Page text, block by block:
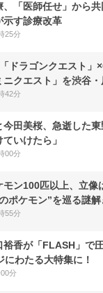
、「医師任せ」から
示す診療改革
25分
ドラゴンクエスト」
ニクエスト」を渋谷
42分
今田美桜、急逝した
いけたら」
00分
モン100匹以上、立
ポケモン”を巡る謎解
55分
裕香が「FLASH」で
にわたる大特集に！
分